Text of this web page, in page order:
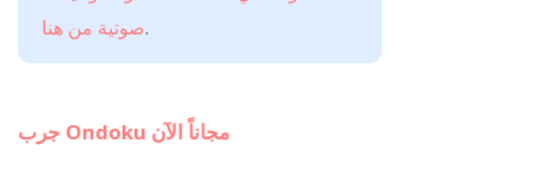
صوتية من هنا.
جرب Ondoku مجاناً الآن